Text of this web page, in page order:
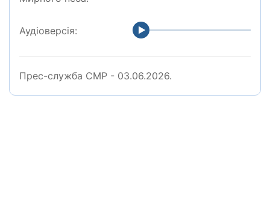
Аудіоверсія:
Прес-служба СМР - 03.06.2026.